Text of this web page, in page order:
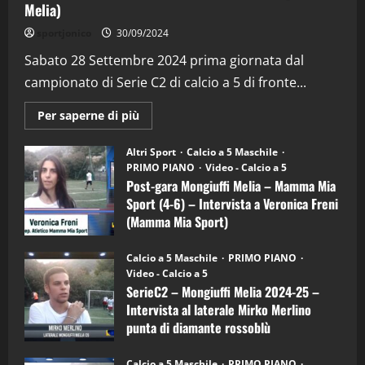
Melia)
30/09/2024
Sabato 28 Settembre 2024 prima giornata dal
campionato di Serie C2 di calcio a 5 di fronte...
Per saperne di più
informazioni
Post-
gara
Mongiuffi
Melia
–
Mamma
Mia
Sport
6)
–
Intervista
a
mister
Arturo
Carciotto
(Mongiuffi
Altri Sport
Calcio a 5 Maschile
PRIMO PIANO
Video - Calcio a 5
Post-gara Mongiuffi Melia – Mamma Mia
Sport (4-6) – Intervista a Veronica Freni
(Mamma Mia Sport)
Calcio a 5 Maschile
PRIMO PIANO
Video - Calcio a 5
SerieC2 – Mongiuffi Melia 2024-25 –
Intervista al laterale Mirko Merlino
punta di diamante rossoblù
5
"SportEmpire" in Podcast
“SportEmpire” in Podcast: 26^ Puntata
(Martedi 07 Aprile 2026)
08/04/2026
1
"SportEmpire" in Podcast
“SportEmpire” in Podcast: 30^ Puntata
(Martedi 05 Maggio 2026)
08/05/2026
"SportEmpire" in Podcast Sport News
“SportEmpire” in Podcast: 29^ Puntata
(Martedi 28 Aprile 2026)
28/04/2026